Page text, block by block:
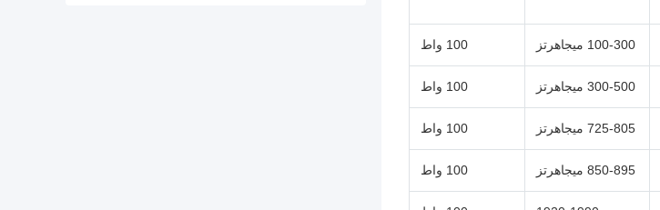
100-300 ميجاهرتز 100 واط
300-500 ميجاهرتز 100 واط
725-805 ميجاهرتز 100 واط
850-895 ميجاهرتز 100 واط